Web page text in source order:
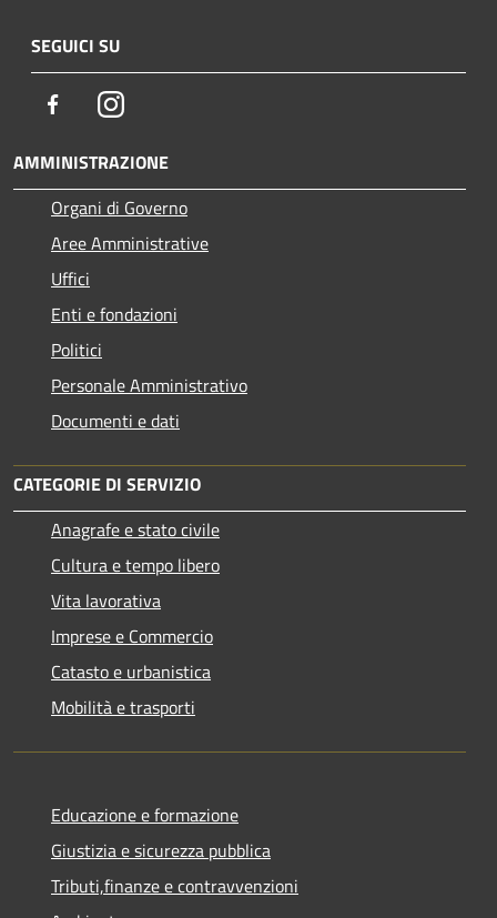
SEGUICI SU
FacebookInstagram
AMMINISTRAZIONE
Organi di Governo
Aree Amministrative
Uffici
Enti e fondazioni
Politici
Personale Amministrativo
Documenti e dati
CATEGORIE DI SERVIZIO
Anagrafe e stato civile
Cultura e tempo libero
Vita lavorativa
Imprese e Commercio
Catasto e urbanistica
Mobilità e trasporti
Educazione e formazione
Giustizia e sicurezza pubblica
Tributi,finanze e contravvenzioni